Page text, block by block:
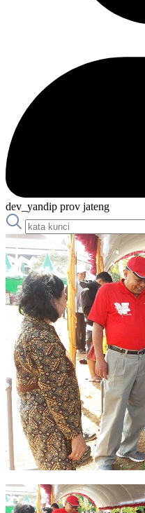
dev_yandip prov jateng